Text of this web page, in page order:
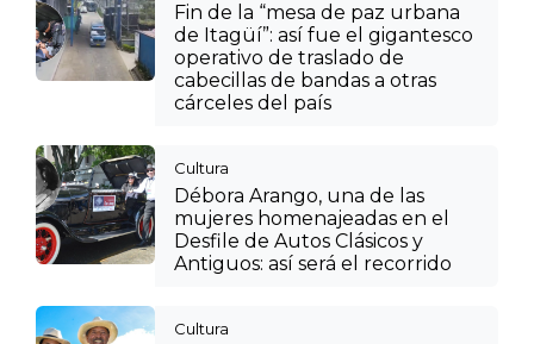
Fin de la “mesa de paz urbana
de Itagüí”: así fue el gigantesco
operativo de traslado de
cabecillas de bandas a otras
cárceles del país
Cultura
Débora Arango, una de las
mujeres homenajeadas en el
Desfile de Autos Clásicos y
Antiguos: así será el recorrido
Cultura